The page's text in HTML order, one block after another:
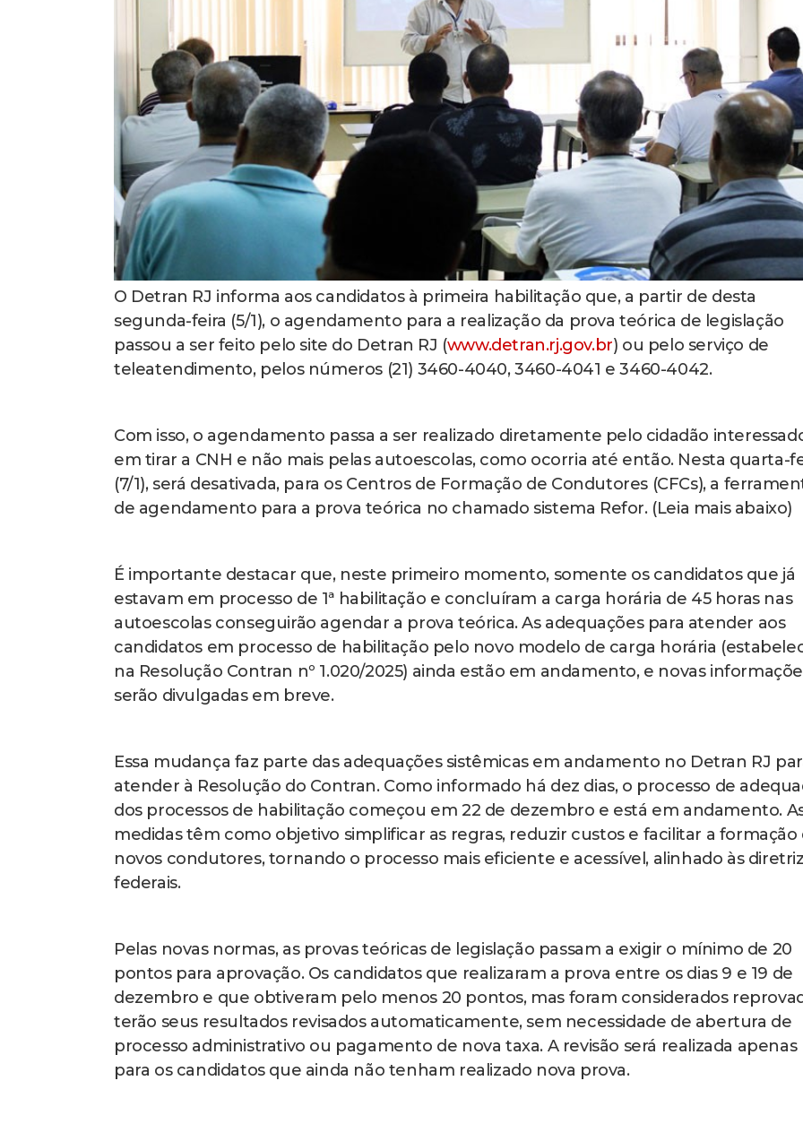
O Detran RJ informa aos candidatos à primeira habilitação que, a partir de desta
segunda-feira (5/1), o agendamento para a realização da prova teórica de legislação
passou a ser feito pelo site do Detran RJ (www.detran.rj.gov.br) ou pelo serviço de
teleatendimento, pelos números (21) 3460-4040, 3460-4041 e 3460-4042.
Com isso, o agendamento passa a ser realizado diretamente pelo cidadão
em tirar a CNH e não mais pelas autoescolas, como ocorria até então. Nesta quarta-
(7/1), será desativada, para os Centros de Formação de Condutores (CFCs), a
de agendamento para a prova teórica no chamado sistema Refor. (Leia mais abaixo)
É importante destacar que, neste primeiro momento, somente os candidatos que já
estavam em processo de 1ª habilitação e concluíram a carga horária de 45 horas nas
autoescolas conseguirão agendar a prova teórica. As adequações para atender aos
candidatos em processo de habilitação pelo novo modelo de carga horária
na Resolução Contran nº 1.020/2025) ainda estão em andamento, e novas
serão divulgadas em breve.
Essa mudança faz parte das adequações sistêmicas em andamento no Detran RJ
atender à Resolução do Contran. Como informado há dez dias, o processo de
dos processos de habilitação começou em 22 de dezembro e está em andamento.
medidas têm como objetivo simplificar as regras, reduzir custos e facilitar a formação
novos condutores, tornando o processo mais eficiente e acessível, alinhado às
federais.
Pelas novas normas, as provas teóricas de legislação passam a exigir o mínimo de 20
pontos para aprovação. Os candidatos que realizaram a prova entre os dias 9 e 19 de
dezembro e que obtiveram pelo menos 20 pontos, mas foram considerados
terão seus resultados revisados automaticamente, sem necessidade de abertura de
processo administrativo ou pagamento de nova taxa. A revisão será realizada apenas
para os candidatos que ainda não tenham realizado nova prova.